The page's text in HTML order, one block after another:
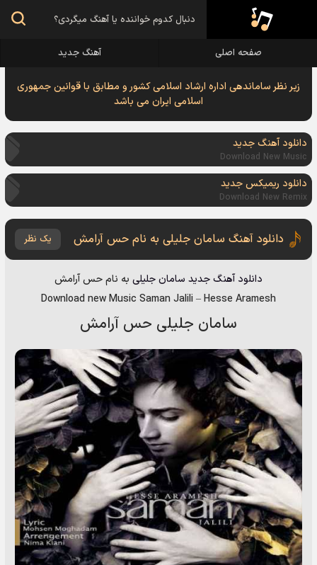
صفحه اصلی آهنگ جدید
زیر نظر ساماندهی اداره ارشاد اسلامی کشور و مطابق با قوانین جمهوری
اسلامی ایران می باشد
دانلود آهنگ جدید
Download New Music
دانلود ریمیکس جدید
Download New Remix
دانلود آهنگ سامان جلیلی به نام حس آرامش یک نظر
دانلود آهنگ جدید سامان جلیلی به نامحس آرامش
Download new Music Saman Jalili–Hesse Aramesh
سامان جلیلی حس آرامش